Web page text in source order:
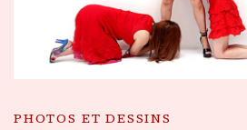
PHOTOS ET DESSINS